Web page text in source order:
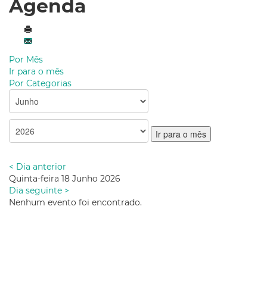
Agenda
Por Mês
Ir para o mês
Por Categorias
Ir para o mês
< Dia anterior
Quinta-feira 18 Junho 2026
Dia seguinte >
Nenhum evento foi encontrado.